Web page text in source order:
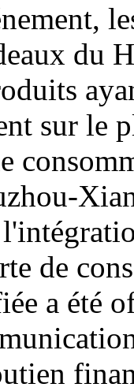
du
sur le
de
a été